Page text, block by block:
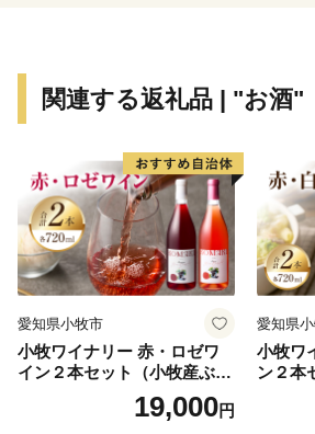
関連する返礼品 | "お酒"
愛知県小牧市
小牧ワイナリー 赤・ロゼワ
イン２本セット（小牧産ぶど
19,000円
愛知県
小牧ワ
ン２本